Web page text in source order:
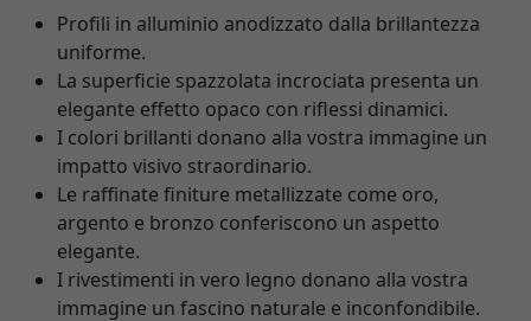
Profili in alluminio anodizzato dalla brillantezza
uniforme.
La superficie spazzolata incrociata presenta un
elegante effetto opaco con riflessi dinamici.
I colori brillanti donano alla vostra immagine un
impatto visivo straordinario.
Le raffinate finiture metallizzate come oro,
argento e bronzo conferiscono un aspetto
elegante.
I rivestimenti in vero legno donano alla vostra
immagine un fascino naturale e inconfondibile.